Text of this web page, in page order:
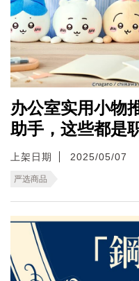
办公室实用小物
助手，这些都是
上架日期 2025/05/07
严选商品